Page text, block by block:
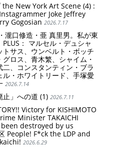
New York Art Scene (4) :
Joke Jeffrey
Gogosian 2026.7.17
瀧口修造・亜 真里男。私が東
： マルセル・デュシャ
トサス、ウンベルト・ボッチ
ロス、青木繁、シャイム・
、コンスタンティン・ブラ
ル・ホワイトリード、手塚愛
2026.7.14
止」への道 (1) 2026.7.11
Victory for KISHIMOTO
Minister TAKAICHI
been destroyed by us
People! F*ck the LDP and
2026.6.29